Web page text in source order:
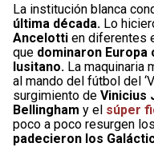
La institución blanca
última década. Lo
Ancelotti en diferentes
que dominaron Europa
lusitano. La maquinaria
al mando del fútbol del
surgimiento de Vinicius
Bellingham y el súper
poco a poco resurgen
padecieron los